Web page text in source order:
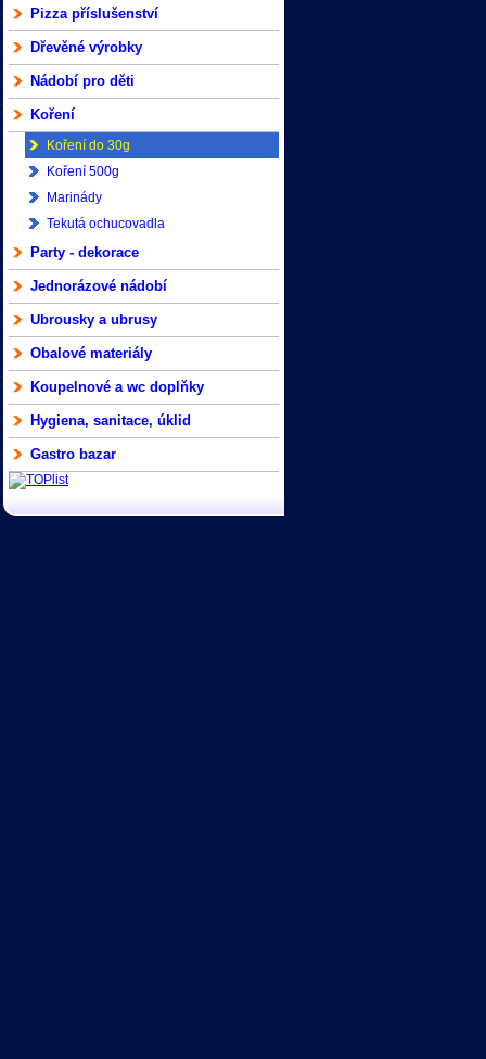
Pizza příslušenství
Dřevěné výrobky
Nádobí pro děti
Koření
Koření do 30g
Koření 500g
Marinády
Tekutá ochucovadla
Party - dekorace
Jednorázové nádobí
Ubrousky a ubrusy
Obalové materiály
Koupelnové a wc doplňky
Hygiena, sanitace, úklid
Gastro bazar